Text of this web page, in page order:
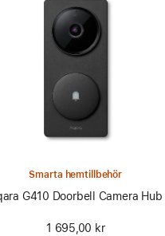
Smarta hemtillbehör
G410 Doorbell Camera Hub
1 695,00 kr